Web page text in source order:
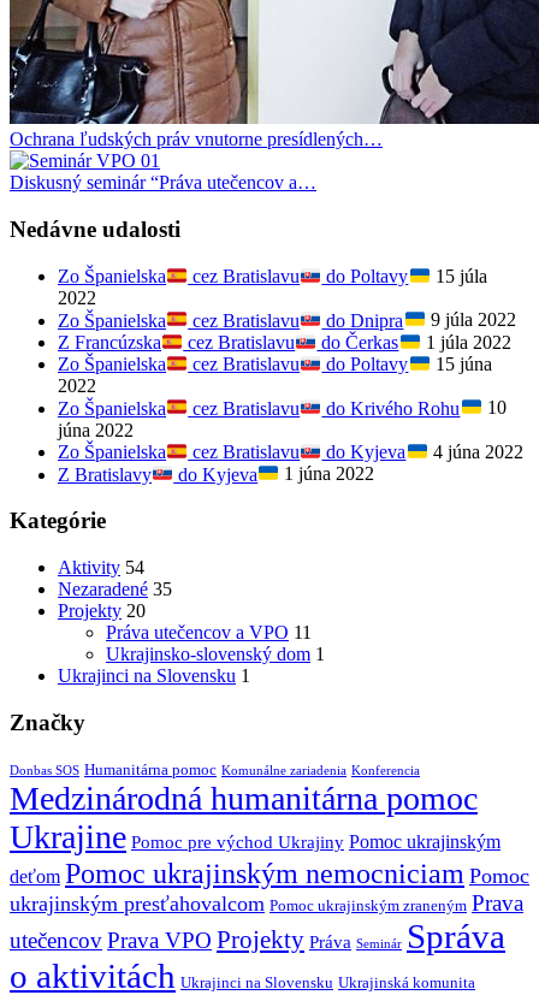
Ochrana ľudských práv vnutorne presídlených…
Diskusný seminár “Práva utečencov a…
Nedávne udalosti
Zo Španielska cez Bratislavu do Poltavy
15 júla
2022
Zo Španielska
cez Bratislavu do Dnipra
9 júla 2022
Z Francúzska
cez Bratislavu do Čerkas
1 júla 2022
Zo Španielska
cez Bratislavu do Poltavy
15 júna
2022
Zo Španielska
cez Bratislavu do Krivého Rohu
10
júna 2022
Zo Španielska
cez Bratislavu do Kyjeva
4 júna 2022
Z Bratislavy
do Kyjeva 1 júna 2022
Kategórie
Aktivity 54
Nezaradené 35
Projekty 20
Práva utečencov a VPO 11
Ukrajinsko-slovenský dom 1
Ukrajinci na Slovensku 1
Značky
Donbas SOS Humanitárna pomoc Komunálne zariadenia Konferencia
Medzinárodná humanitárna pomoc
Ukrajine Pomoc pre východ Ukrajiny Pomoc ukrajinským
deťom Pomoc ukrajinským nemocniciam Pomoc
ukrajinským presťahovalcom Pomoc ukrajinským zraneným Prava
utečencovPrava VPO Projekty Práva Seminár Správa
o aktivitách Ukrajinci na Slovensku Ukrajinská komunita